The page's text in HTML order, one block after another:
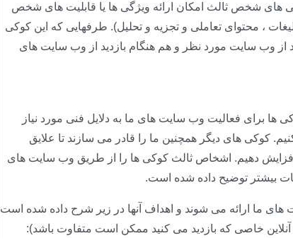
شخص ثالث امکان ارائه ویژگی ها یا قابلیت های شخص
، محتوای تعاملی و تجزیه و تحلیل). طرفهایی که این کوکی
از وب سایت مورد نظر و هم هنگام بازدید از وب سایت های
برای فعالیت وب سایت های ما به دلایل فنی مورد نیاز
کوکی های دیگر همچنین ما را قادر می سازند تا علایق
افزایش دهیم. اشخاص ثالث کوکی ها را از طریق وب سایت های
بیشتر توضیح داده شده است.
ما ارائه می شوند و اهداف آنها در زیر شرح داده شده است
خاصی که بازدید می کنید ممکن است متفاوت باشد):